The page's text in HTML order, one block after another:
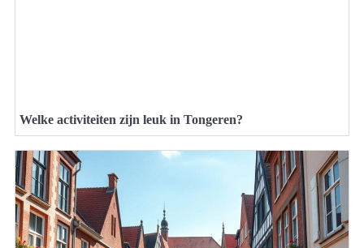
Welke activiteiten zijn leuk in Tongeren?